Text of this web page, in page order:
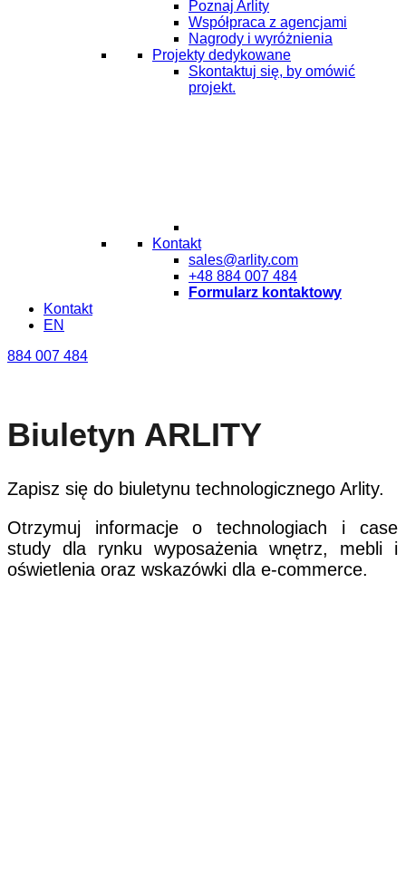
Poznaj Arlity
Współpraca z agencjami
Nagrody i wyróżnienia
Projekty dedykowane
Skontaktuj się, by omówić
projekt.
Kontakt
sales@arlity.com
+48 884 007 484
Formularz kontaktowy
Kontakt
EN
884 007 484
Biuletyn ARLITY
Zapisz się do biuletynu technologicznego Arlity.
Otrzymuj informacje o technologiach i case
study dla rynku wyposażenia wnętrz, mebli i
oświetlenia oraz wskazówki dla e-commerce.